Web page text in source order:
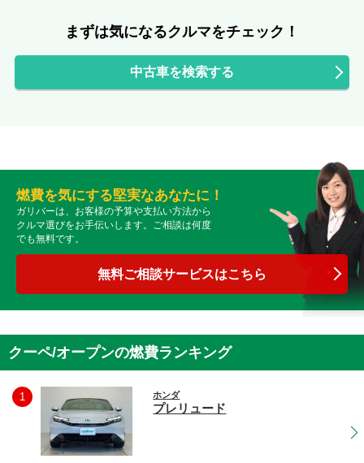
まずは気になるクルマをチェック！
中古車を検索する
燃費を気にする堅実なあなたに！
ガリバーは、お客様の予算や支払い方法から
クルマ選びをお手伝いします。ご相談は何度
でも無料です。
無料ご相談サービスはこちら
クーペ/オープンの燃費ランキング
1 ホンダ
プレリュード